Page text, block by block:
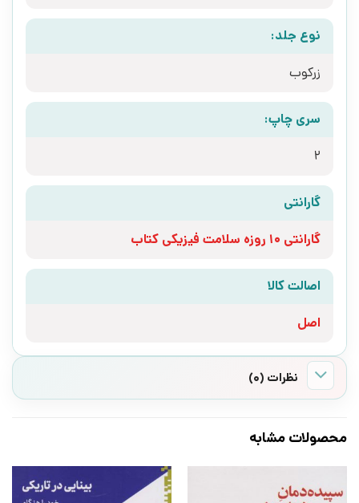
نوع جلد:
زرکوب
سری چاپ:
2
گارانتی
گارانتی 10 روزه سلامت فیزیکی کتاب
اصالت کالا
اصل
نظرات (0)
محصولات مشابه